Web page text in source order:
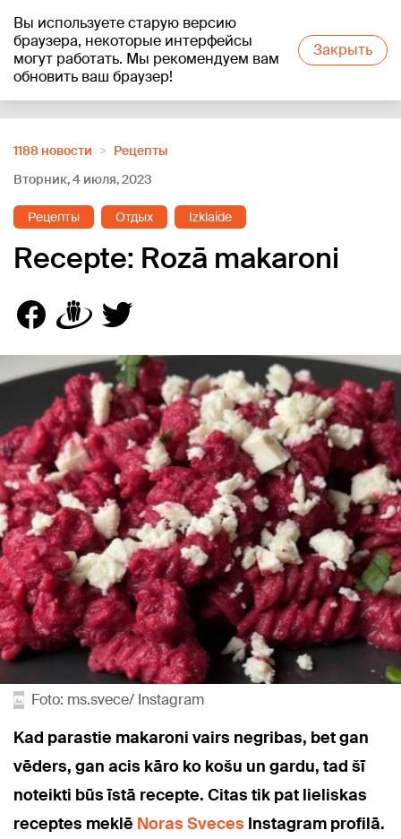
Вы используете старую версию
браузера, некоторые интерфейсы
могут работать. Мы рекомендуем вам
обновить ваш браузер!
Закрыть
+10°C
1188 новости
Рецепты
Вторник, 4 июля, 2023
Рецепты Отдых Izklaide
Recepte: Rozā makaroni
Foto: ms.svece/ Instagram
Kad parastie makaroni vairs negribas, bet gan
vēders, gan acis kāro ko košu un gardu, tad šī
noteikti būs īstā recepte. Citas tik pat lieliskas
receptes meklē Noras Sveces Instagram profilā.